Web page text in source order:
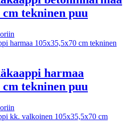
cm tekninen puu
harmaa
cm tekninen puu